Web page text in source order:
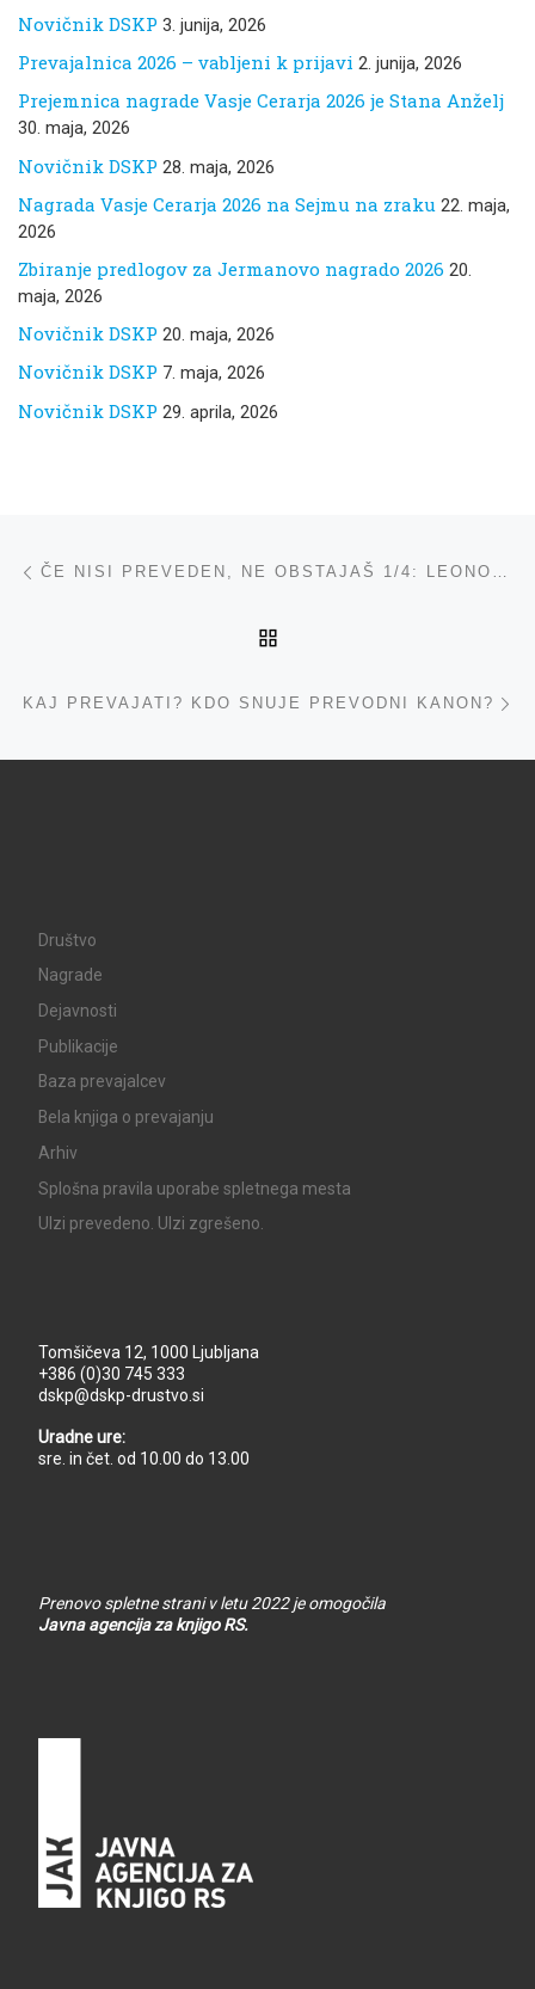
Novičnik DSKP 3. junija, 2026
Prevajalnica 2026 – vabljeni k prijavi 2. junija, 2026
Prejemnica nagrade Vasje Cerarja 2026 je Stana Anželj
30. maja, 2026
Novičnik DSKP 28. maja, 2026
Nagrada Vasje Cerarja 2026 na Sejmu na zraku 22. maja,
2026
Zbiranje predlogov za Jermanovo nagrado 2026 20.
maja, 2026
Novičnik DSKP 20. maja, 2026
Novičnik DSKP 7. maja, 2026
Novičnik DSKP 29. aprila, 2026
Navigacija med prispevki
KAJ PREVAJATI? KDO SNUJE PREVODNI KANON?
Društvo
Nagrade
Dejavnosti
Publikacije
Baza prevajalcev
Bela knjiga o prevajanju
Arhiv
Splošna pravila uporabe spletnega mesta
UIzi prevedeno. UIzi zgrešeno.
Tomšičeva 12, 1000 Ljubljana
+386 (0)30 745 333
dskp@dskp-drustvo.si
Uradne ure:
sre. in čet. od 10.00 do 13.00
Prenovo spletne strani v letu 2022 je omogočila
Javna agencija za knjigo RS.